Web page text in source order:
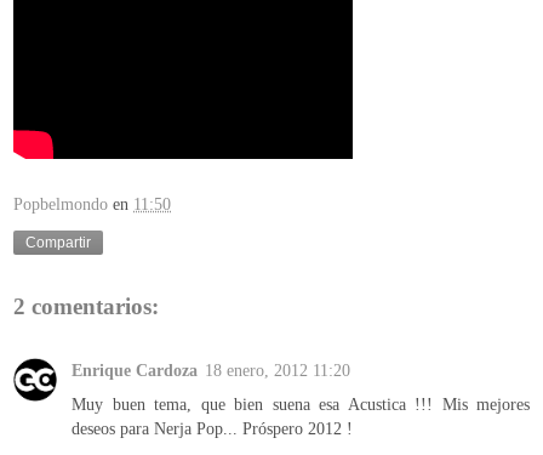
Popbelmondo en 11:50
Compartir
2 comentarios:
Enrique Cardoza 18 enero, 2012 11:20
Muy buen tema, que bien suena esa Acustica !!! Mis mejores
deseos para Nerja Pop... Próspero 2012 !